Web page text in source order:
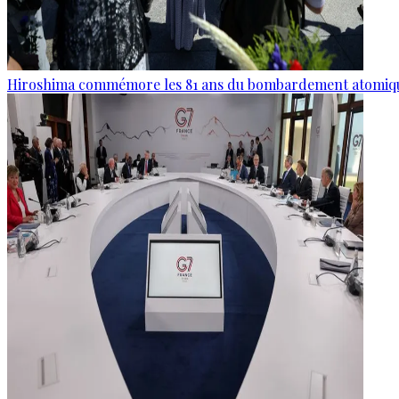
Hiroshima commémore les 81 ans du bombardement